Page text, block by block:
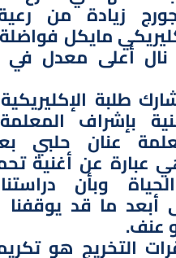
زيادة من
مايكل
نال أعلى معدل في
طلبة
بإشراف
عنان حلبي
عبارة عن أغنية
وبأن
أبعد ما قد
عنف.
التخريج هو